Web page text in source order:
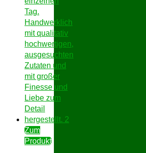
Zum
Produkt